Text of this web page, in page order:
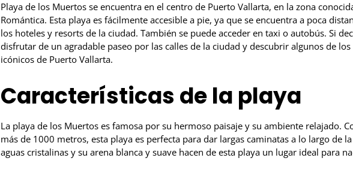
Playa de los Muertos se encuentra en el centro de Puerto Vallarta, en la zona
Romántica. Esta playa es fácilmente accesible a pie, ya que se encuentra a poca
los hoteles y resorts de la ciudad. También se puede acceder en taxi o autobús. Si
disfrutar de un agradable paseo por las calles de la ciudad y descubrir algunos de los
icónicos de Puerto Vallarta.
Características de la playa
La playa de los Muertos es famosa por su hermoso paisaje y su ambiente relajado.
más de 1000 metros, esta playa es perfecta para dar largas caminatas a lo largo de
aguas cristalinas y su arena blanca y suave hacen de esta playa un lugar ideal para